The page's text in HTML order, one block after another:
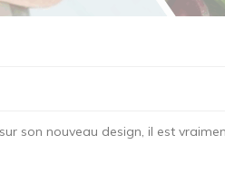
son nouveau design, il est